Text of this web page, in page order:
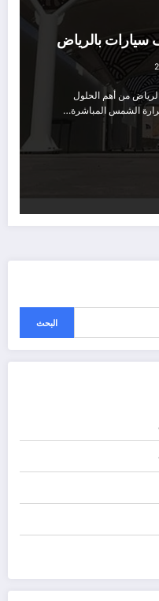
بالرياض
من أهم الحلول
الشمس المباشرة…
البحث